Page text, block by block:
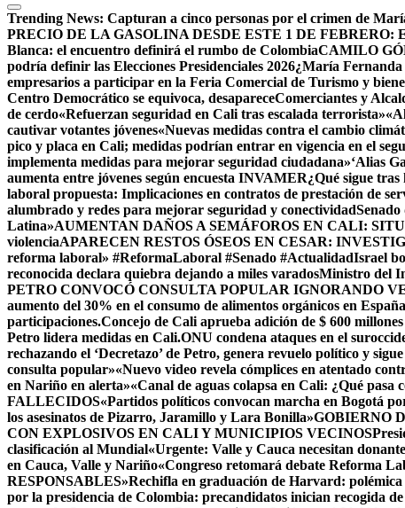
Trending News: Capturan a cinco personas por el crimen de
PRECIO DE LA GASOLINA DESDE ESTE 1 DE FEBRERO:
Blanca: el encuentro definirá el rumbo de ColombiaCAMILO
podría definir las Elecciones Presidenciales 2026¿María Fernanda
empresarios a participar en la Feria Comercial de Turismo y
Centro Democrático se equivoca, desapareceComerciantes y
de cerdo«Refuerzan seguridad en Cali tras escalada terrorista»
cautivar votantes jóvenes«Nuevas medidas contra el cambio
pico y placa en Cali; medidas podrían entrar en vigencia en el
implementa medidas para mejorar seguridad ciudadana»‘Alias
aumenta entre jóvenes según encuesta INVAMER¿Qué sigue
laboral propuesta: Implicaciones en contratos de prestación de
alumbrado y redes para mejorar seguridad y conectividad
Latina»AUMENTAN DAÑOS A SEMÁFOROS EN CALI:
violenciaAPARECEN RESTOS ÓSEOS EN CESAR:
reforma laboral» #ReformaLaboral #Senado #ActualidadIsrael
reconocida declara quiebra dejando a miles varadosMinistro del
PETRO CONVOCÓ CONSULTA POPULAR IGNORANDO
aumento del 30% en el consumo de alimentos orgánicos en
participaciones.Concejo de Cali aprueba adición de $ 600
Petro lidera medidas en Cali.ONU condena ataques en el
rechazando el ‘Decretazo’ de Petro, genera revuelo político y
consulta popular»«Nuevo video revela cómplices en atentado
en Nariño en alerta»«Canal de aguas colapsa en Cali: ¿Qué
FALLECIDOS«Partidos políticos convocan marcha en Bogotá
los asesinatos de Pizarro, Jaramillo y Lara Bonilla»GOBIERNO
CON EXPLOSIVOS EN CALI Y MUNICIPIOS VECINOS
clasificación al Mundial«Urgente: Valle y Cauca necesitan
en Cauca, Valle y Nariño«Congreso retomará debate Reforma
RESPONSABLES»Rechifla en graduación de Harvard:
por la presidencia de Colombia: precandidatos inician recogida